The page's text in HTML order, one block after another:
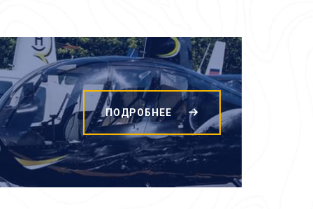
ПОДРОБНЕЕ